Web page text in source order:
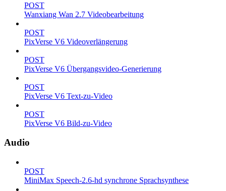
POST
Wanxiang Wan 2.7 Videobearbeitung
POST
PixVerse V6 Videoverlängerung
POST
PixVerse V6 Übergangsvideo-Generierung
POST
PixVerse V6 Text-zu-Video
POST
PixVerse V6 Bild-zu-Video
Audio
POST
MiniMax Speech-2.6-hd synchrone Sprachsynthese